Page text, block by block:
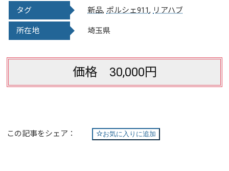
タグ 新品, ポルシェ911, リアハブ
所在地 埼玉県
価格 30,000円
この記事をシェア： お気に入りに追加